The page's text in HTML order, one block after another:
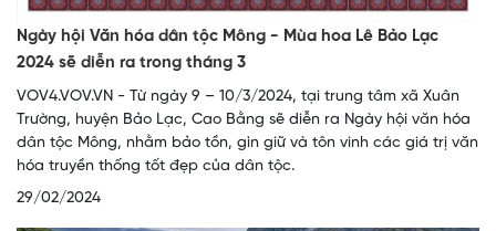
Ngày hội Văn hóa dân tộc Mông - Mùa hoa Lê Bảo Lạc
2024 sẽ diễn ra trong tháng 3
VOV4.VOV.VN - Từ ngày 9 – 10/3/2024, tại trung tâm xã Xuân
Trường, huyện Bảo Lạc, Cao Bằng sẽ diễn ra Ngày hội văn hóa
dân tộc Mông, nhằm bảo tồn, gìn giữ và tôn vinh các giá trị văn
hóa truyền thống tốt đẹp của dân tộc.
29/02/2024